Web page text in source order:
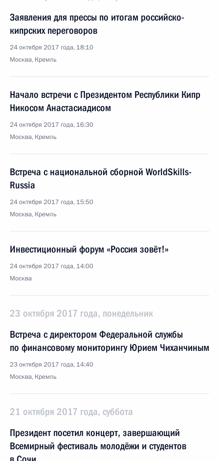
Заявления для прессы по итогам российско-
кипрских переговоров
24 октября 2017 года, 18:10
Москва, Кремль
Начало встречи с Президентом Республики Кипр
Никосом Анастасиадисом
24 октября 2017 года, 16:30
Москва, Кремль
Встреча с национальной сборной WorldSkills-
Russia
24 октября 2017 года, 15:50
Москва, Кремль
Инвестиционный форум «Россия зовёт!»
24 октября 2017 года, 14:00
Москва
23 октября 2017 года, понедельник
Встреча с директором Федеральной службы
по финансовому мониторингу Юрием Чиханчиным
23 октября 2017 года, 14:40
Москва, Кремль
21 октября 2017 года, суббота
Президент посетил концерт, завершающий
Всемирный фестиваль молодёжи и студентов